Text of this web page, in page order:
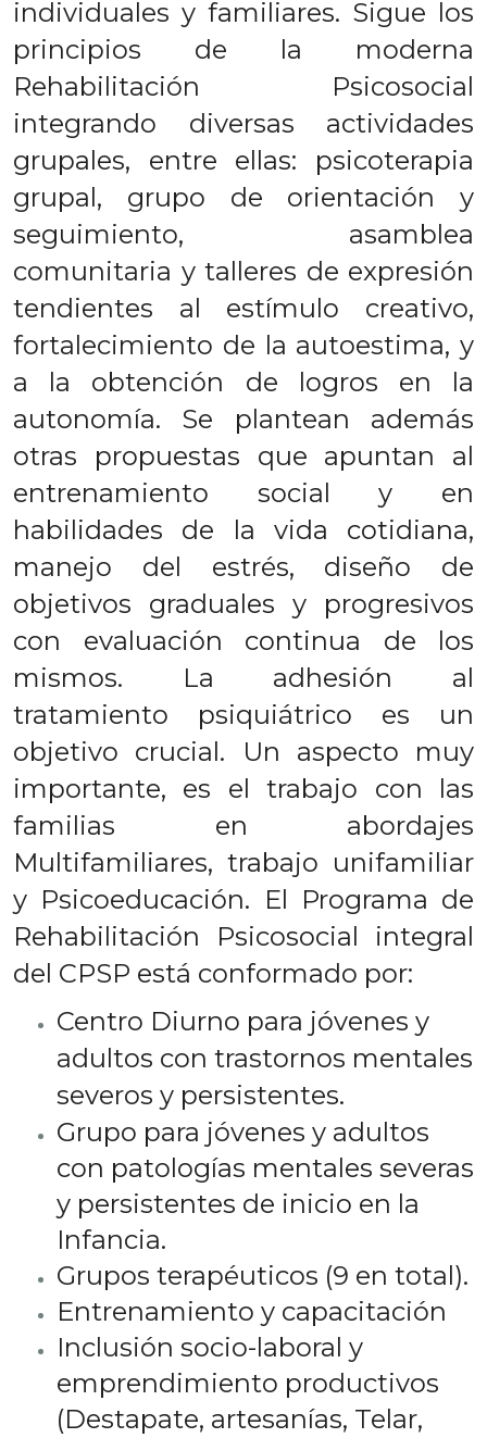
individuales y familiares. Sigue los
principios de la moderna
Rehabilitación Psicosocial
integrando diversas actividades
grupales, entre ellas: psicoterapia
grupal, grupo de orientación y
seguimiento, asamblea
comunitaria y talleres de expresión
tendientes al estímulo creativo,
fortalecimiento de la autoestima, y
a la obtención de logros en la
autonomía. Se plantean además
otras propuestas que apuntan al
entrenamiento social y en
habilidades de la vida cotidiana,
manejo del estrés, diseño de
objetivos graduales y progresivos
con evaluación continua de los
mismos. La adhesión al
tratamiento psiquiátrico es un
objetivo crucial. Un aspecto muy
importante, es el trabajo con las
familias en abordajes
Multifamiliares, trabajo unifamiliar
y Psicoeducación. El Programa de
Rehabilitación Psicosocial integral
del CPSP está conformado por:
Centro Diurno para jóvenes y
adultos con trastornos mentales
severos y persistentes.
Grupo para jóvenes y adultos
con patologías mentales severas
y persistentes de inicio en la
Infancia.
Grupos terapéuticos (9 en total).
Entrenamiento y capacitación
Inclusión socio-laboral y
emprendimiento productivos
(Destapate, artesanías, Telar,